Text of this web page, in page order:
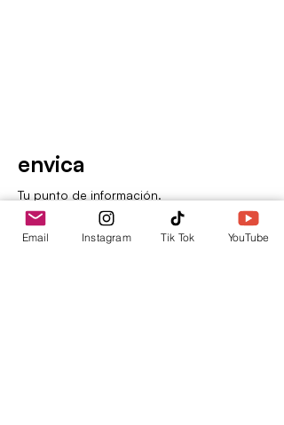
envica
Tu punto de información.
Email Instagram Tik Tok YouTube